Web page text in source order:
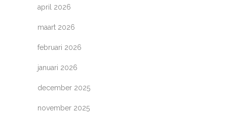
april 2026
maart 2026
februari 2026
januari 2026
december 2025
november 2025